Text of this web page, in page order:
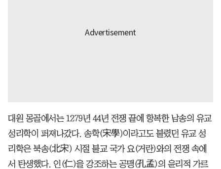
대원 몽골에서는 1279년 44년 전쟁 끝에 항복한 남송의 유교
성리학이 퍼져나갔다. 송학(宋學)이라고도 불렸던 유교 성
리학은 북송(北宋) 시절 불교 국가 요(거란)와의 전쟁 속에
서 탄생했다. 인(仁)을 강조하는 공맹(孔孟)의 윤리적 가르